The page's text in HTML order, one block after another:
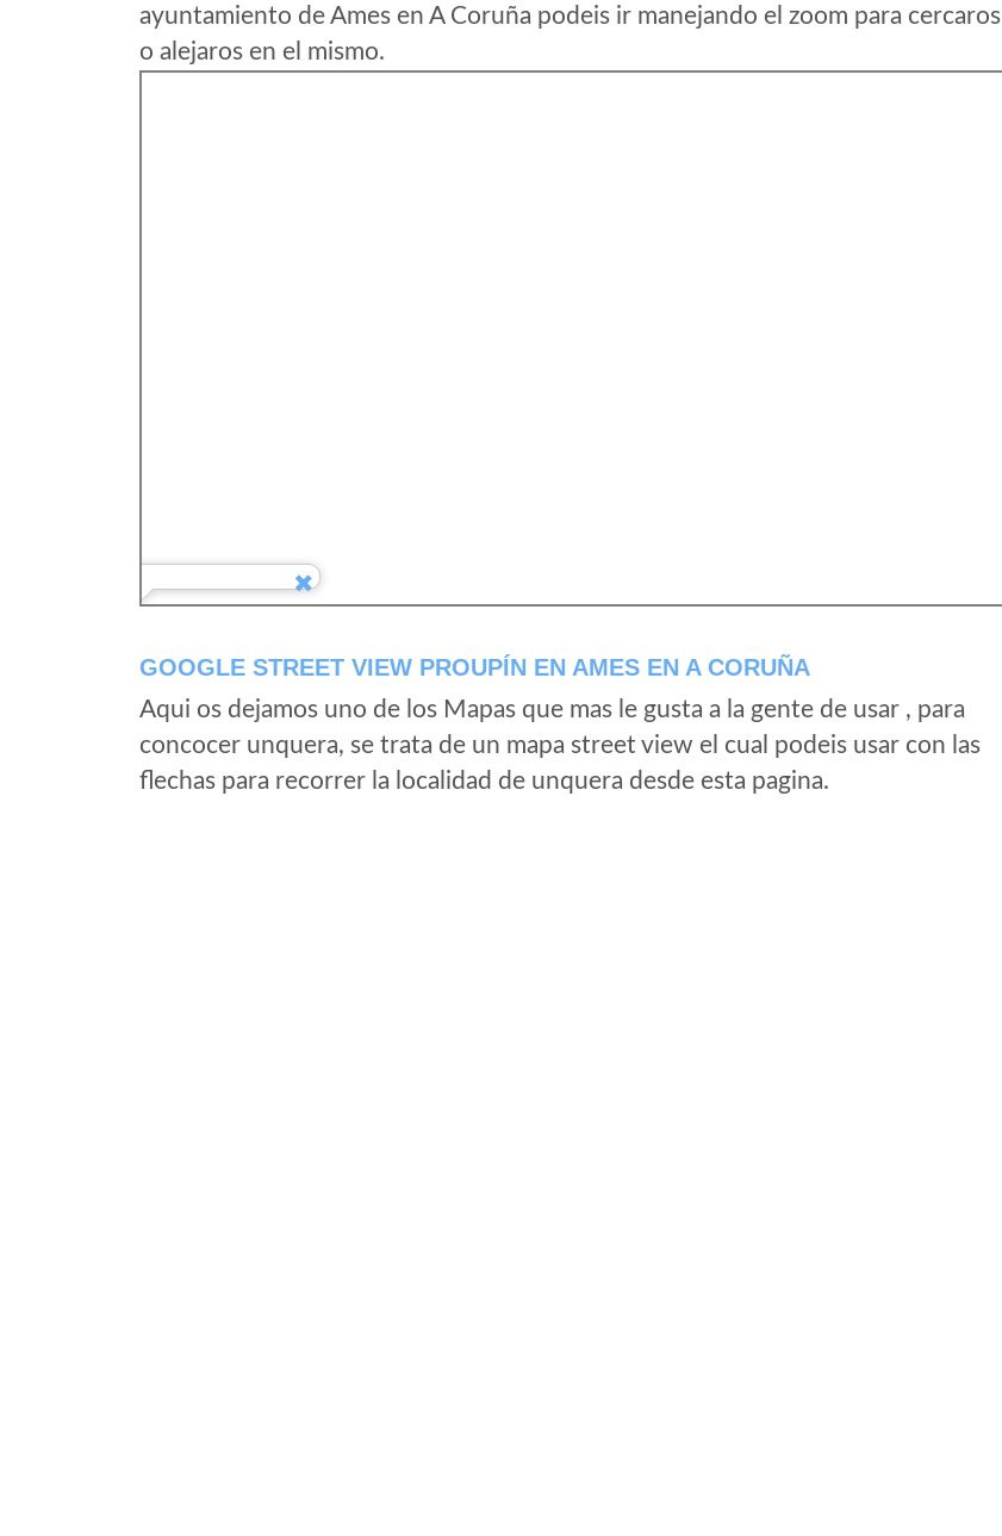
ayuntamiento de Ames en A Coruña podeis ir manejando el zoom para cercaros
o alejaros en el mismo.
GOOGLE STREET VIEW PROUPÍN EN AMES EN A CORUÑA
Aqui os dejamos uno de los Mapas que mas le gusta a la gente de usar , para
concocer unquera, se trata de un mapa street view el cual podeis usar con las
flechas para recorrer la localidad de unquera desde esta pagina.